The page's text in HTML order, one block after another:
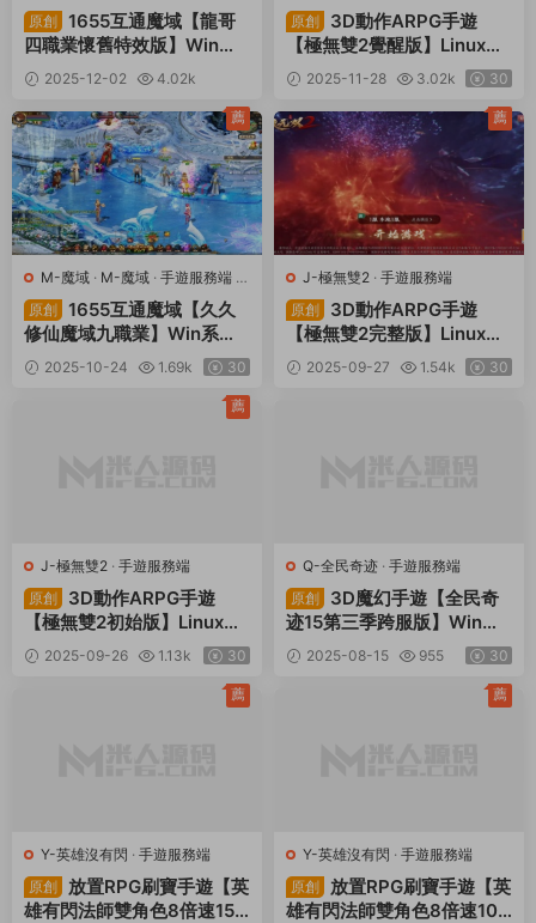
端遊服務端
原創
1655互通魔域【龍哥
四職業懷舊特效版】Win系
半手工服務端+本地驗證+本
地注冊+全套工具+視頻架設
教程
2025-12-02
4.02k
原創
3D動作ARPG手遊
【極無雙2覺醒版】Linux手
工服務端+本地注冊+本地熱
更+安卓+GM後台+CDK授
權後台+視頻架設教程
2025-11-28 3.02k 30
M-魔域 · M-魔域 · 手遊服務端 ·
端遊服務端
原創
1655互通魔域【久久
修仙魔域九職業】Win系半
手工服務端+本地驗證+本地
注冊+全套工具+視頻架設教
2025-10-24 1.69k 30
薦
J-極無雙2 · 手遊服務端
原創
3D動作ARPG手遊
【極無雙2完整版】Linux手
工服務端+本地注冊+本地熱
更+安卓+GM後台+CDK授
2025-09-27 1.54k 30
薦
J-極無雙2 · 手遊服務端
原創
3D動作ARPG手遊
【極無雙2初始版】Linux手
工服務端+本地注冊+本地熱
更+安卓+GM後台+視頻架
2025-09-26 1.13k 30
薦
Q-全民奇迹 · 手遊服務端
原創
3D魔幻手遊【全民奇
迹15第三季跨服版】Win一
鍵服務端+本地注冊+加解密
工具+GM工具+GM授權後
台+安卓蘋果雙端+視頻架設
2025-08-15 955 30
Y-英雄沒有閃 · 手遊服務端
原創
放置RPG刷寶手遊【英
雄有閃法師雙角色8倍速150
薦
Y-英雄沒有閃 · 手遊服務端
原創
放置RPG刷寶手遊【英
雄有閃法師雙角色8倍速100
薦